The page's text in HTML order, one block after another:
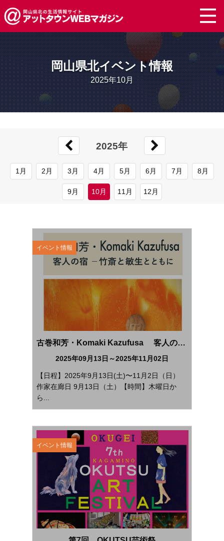
岡山県北イベント情報
2025年10月
2025年
1月 2月 3月 4月 5月 6月 7月 8月
9月 10月 11月 12月
イベント情報
古巻和芳・Komaki Kazufusa 客人の宿 - 竹斎と敏生とともに
2025年09月13日～2025年11月02日
【日程】2025年9月13日(土)〜11月2日（日）
作家在廊日 9月13日（土）【時間】木曜日か
ら...
イベント情報